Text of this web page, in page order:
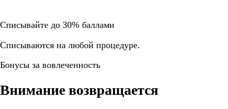
Списывайте до 30% баллами
Списываются на любой процедуре.
Бонусы за вовлеченность
Внимание возвращается